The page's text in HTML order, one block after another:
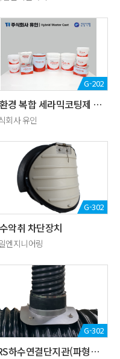
G-202
친환경 복합 세라믹코팅제 하이마스터코트
회사 유인
G-302
악취 차단장치
엔지니어링
G-302
SRS하수연결단지관(파형강관용)